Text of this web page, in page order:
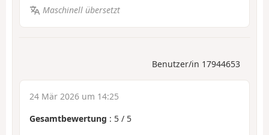
Maschinell übersetzt
Benutzer/in 17944653
24 Mär 2026 um 14:25
Gesamtbewertung : 5 / 5